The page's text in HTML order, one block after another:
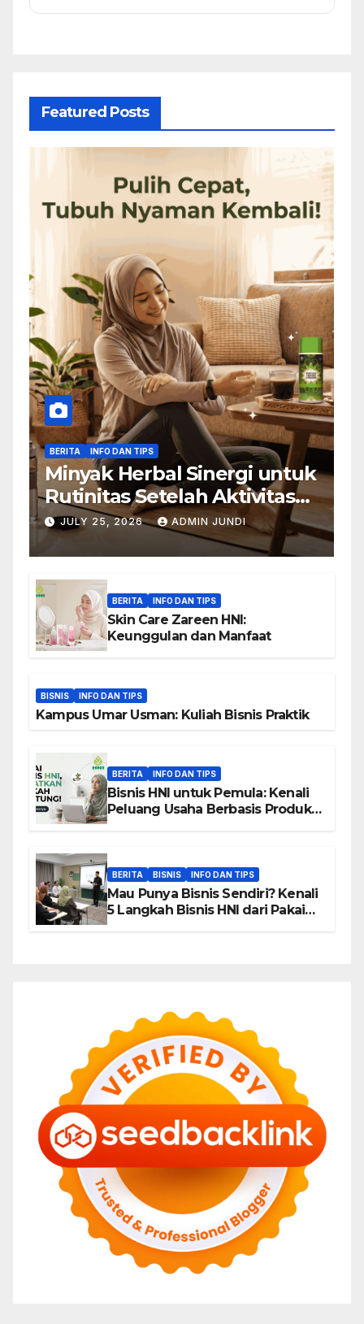
Featured Posts
BERITA INFO DAN TIPS
Minyak Herbal Sinergi untuk
Rutinitas Setelah Aktivitas
Padat
JULY 25, 2026 ADMIN JUNDI
BERITA INFO DAN TIPS
Skin Care Zareen HNI:
Keunggulan dan Manfaat
BISNIS INFO DAN TIPS
Kampus Umar Usman: Kuliah Bisnis Praktik
BERITA INFO DAN TIPS
Bisnis HNI untuk Pemula: Kenali
Peluang Usaha Berbasis Produk,
BERITA BISNIS INFO DAN TIPS
Mau Punya Bisnis Sendiri? Kenali
5 Langkah Bisnis HNI dari Pakai